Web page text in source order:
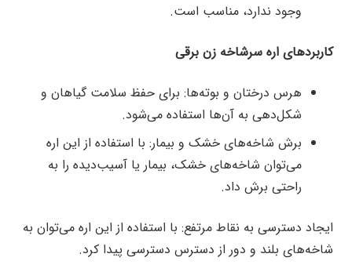
وجود ندارد، مناسب است.
کاربردهای اره سرشاخه زن برقی
هرس درختان و بوته‌ها: برای حفظ سلامت گیاهان و
شکل‌دهی به آن‌ها استفاده می‌شود.
برش شاخه‌های خشک و بیمار: با استفاده از این اره
می‌توان شاخه‌های خشک، بیمار یا آسیب‌دیده را به
راحتی برش داد.
ایجاد دسترسی به نقاط مرتفع: با استفاده از این اره می‌توان به
شاخه‌های بلند و دور از دسترس دسترسی پیدا کرد.